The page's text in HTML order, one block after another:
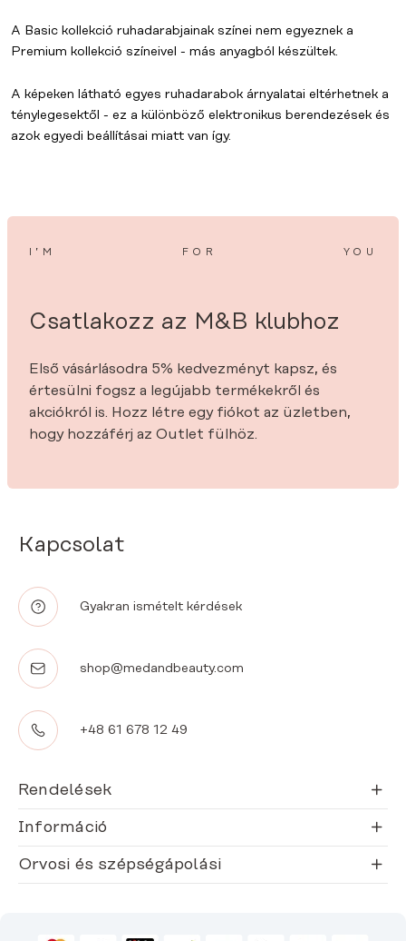
A Basic kollekció ruhadarabjainak színei nem egyeznek a
Premium kollekció színeivel - más anyagból készültek.
A képeken látható egyes ruhadarabok árnyalatai eltérhetnek a
ténylegesektől - ez a különböző elektronikus berendezések és
azok egyedi beállításai miatt van így.
Kapcsolat
Gyakran ismételt kérdések
shop@medandbeauty.com
+48 61 678 12 49
Rendelések
Információ
Orvosi és szépségápolási
I’M FOR YOU
Csatlakozz az M&B klubhoz
Első vásárlásodra 5% kedvezményt kapsz, és
értesülni fogsz a legújabb termékekről és
akciókról is. Hozz létre egy fiókot az üzletben,
hogy hozzáférj az Outlet fülhöz.